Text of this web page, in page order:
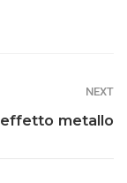
NEXT
metallo